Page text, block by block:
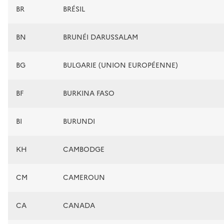
BR BRÉSIL
BN BRUNÉI DARUSSALAM
BG BULGARIE (UNION EUROPÉENNE)
BF BURKINA FASO
BI BURUNDI
KH CAMBODGE
CM CAMEROUN
CA CANADA